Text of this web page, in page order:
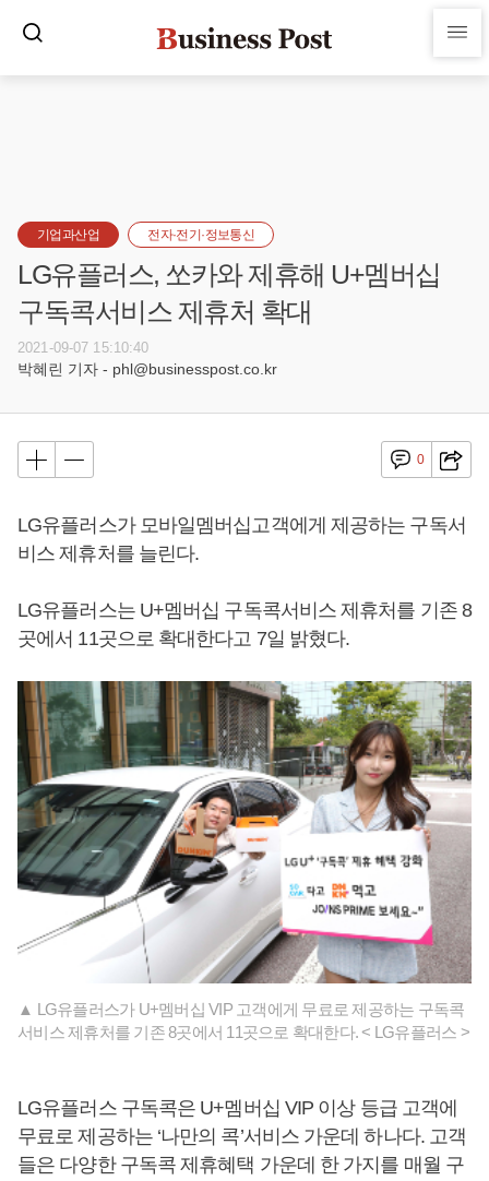
기업과산업 전자·전기·정보통신
LG유플러스, 쏘카와 제휴해 U+멤버십
구독콕서비스 제휴처 확대
2021-09-07 15:10:40
박혜린 기자 - phl@businesspost.co.kr
0
LG유플러스가 모바일멤버십고객에게 제공하는 구독서
비스 제휴처를 늘린다.
LG유플러스는 U+멤버십 구독콕서비스 제휴처를 기존 8
곳에서 11곳으로 확대한다고 7일 밝혔다.
▲ LG유플러스가 U+멤버십 VIP 고객에게 무료로 제공하는 구독콕
서비스 제휴처를 기존 8곳에서 11곳으로 확대한다. < LG유플러스 >
LG유플러스 구독콕은 U+멤버십 VIP 이상 등급 고객에
무료로 제공하는 ‘나만의 콕’서비스 가운데 하나다. 고객
들은 다양한 구독콕 제휴혜택 가운데 한 가지를 매월 구